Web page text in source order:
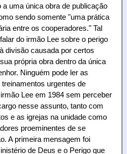
uma única obra de publicação
sendo somente "uma prática
entre os cooperadores." Tal
do irmão Lee sobre o perigo
divisão causada por certos
própria obra dentro da única
Ninguém pode ler as
urgentes de
Lee em 1984 sem perceber
nesse assunto, tanto com
e as igrejas na unidade como
proeminentes de se
A primeira mensagem foi
de Deus e o Perigo que